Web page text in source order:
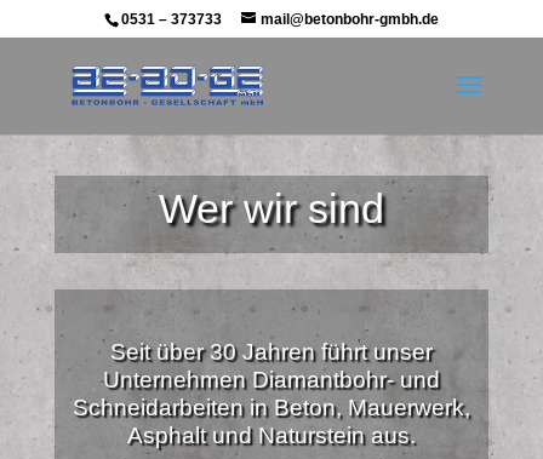
0531 – 373733 mail@betonbohr-gmbh.de
Wer wir sind
Seit über 30 Jahren führt unser
Unternehmen Diamantbohr- und
Schneidarbeiten in Beton, Mauerwerk,
Asphalt und Naturstein aus.